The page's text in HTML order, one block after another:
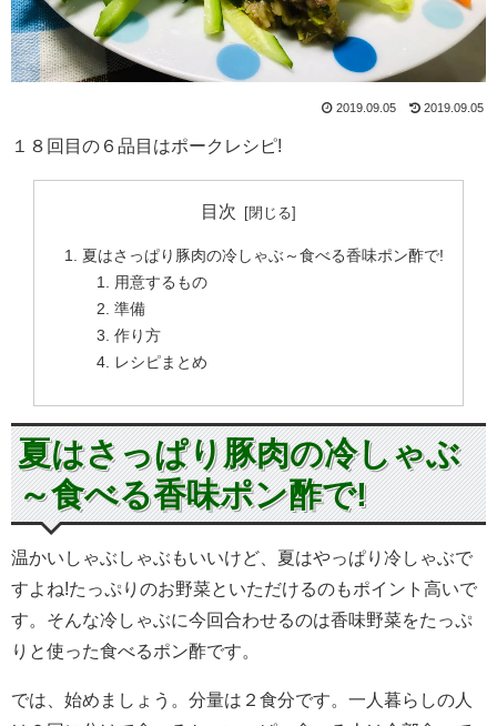
2019.09.05 2019.09.05
１８回目の６品目はポークレシピ!
目次
夏はさっぱり豚肉の冷しゃぶ～食べる香味ポン酢で!
用意するもの
準備
作り方
レシピまとめ
夏はさっぱり豚肉の冷しゃぶ
～食べる香味ポン酢で!
温かいしゃぶしゃぶもいいけど、夏はやっぱり冷しゃぶで
すよね!たっぷりのお野菜といただけるのもポイント高いで
す。そんな冷しゃぶに今回合わせるのは香味野菜をたっぷ
りと使った食べるポン酢です。
では、始めましょう。分量は２食分です。一人暮らしの人